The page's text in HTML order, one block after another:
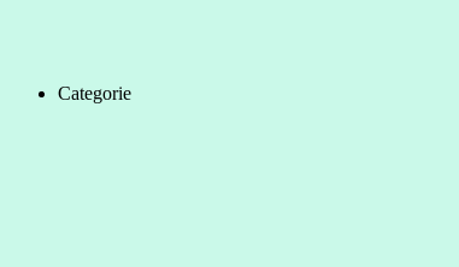
Categorie